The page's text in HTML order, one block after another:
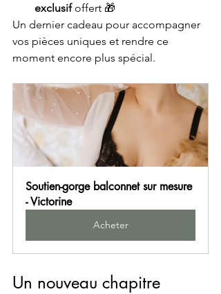
exclusif offert 🎁
Un dernier cadeau pour accompagner
vos pièces uniques et rendre ce
moment encore plus spécial.
Soutien-gorge balconnet sur mesure
- Victorine
Acheter
Un nouveau chapitre